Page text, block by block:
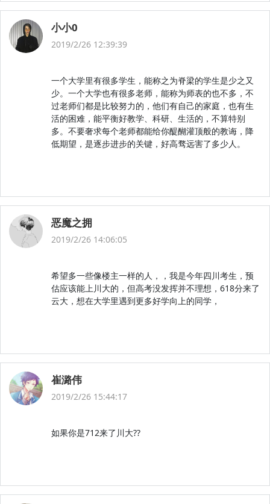
小小0
2019/2/26 12:39:39
一个大学里有很多学生，能称之为脊梁的学生是少之又
少。一个大学也有很多老师，能称为师表的也不多，不
过老师们都是比较努力的，他们有自己的家庭，也有生
活的困难，能平衡好教学、科研、生活的，不算特别
多。不要奢求每个老师都能给你醍醐灌顶般的教诲，降
低期望，是逐步进步的关键，好高骛远害了多少人。
恶魔之拥
2019/2/26 14:06:05
希望多一些像楼主一样的人，，我是今年四川考生，预
估应该能上川大的，但高考没发挥并不理想，618分来了
云大，想在大学里遇到更多好学向上的同学，
崔潞伟
2019/2/26 15:44:17
如果你是712来了川大??